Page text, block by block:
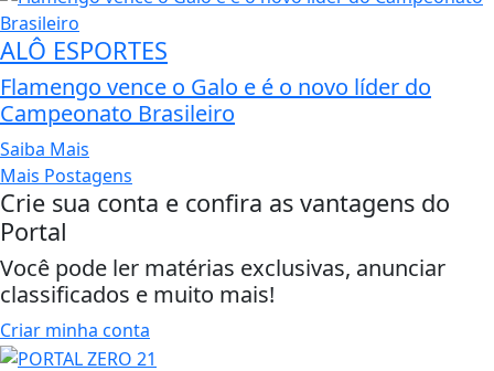
ALÔ ESPORTES
Flamengo vence o Galo e é o novo líder do
Campeonato Brasileiro
Saiba Mais
Mais Postagens
Crie sua conta e confira as vantagens do
Portal
Você pode ler matérias exclusivas, anunciar
classificados e muito mais!
Criar minha conta